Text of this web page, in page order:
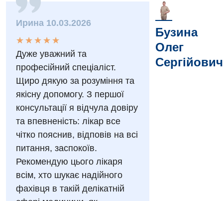
Вакансии
Мероприятия БПР
Энциклопедия
Программа лояльности
Отзывы
Диагностика
Диагностическое отделение
Инструментальная диагностика
Рентгенография
УЗИ
Эндоскопическое отделение
Для взрослых
Акушерство и гинекология
Аллергология, иммунология
Декларирование
Украинский
Ирина 10.03.2026
★
★
★
★
★
★ ★ ★ ★ ★
Дуже уважний та
професійний спеціаліст.
Щиро дякую за розуміння та
якісну допомогу. З першої
консультації я відчула довіру
та впевненість: лікар все
чітко пояснив, відповів на всі
питання, заспокоїв.
Рекомендую цього лікаря
всім, хто шукає надійного
фахівця в такій делікатній
Бузина
Олег
Сергійович